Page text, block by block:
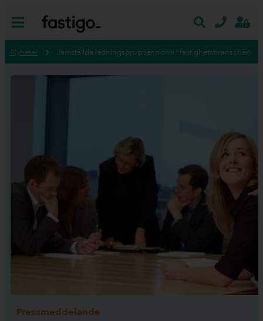
Nyheter Jämställda ledningsgrupper norm i fastighetsbranschen
Pressmeddelande